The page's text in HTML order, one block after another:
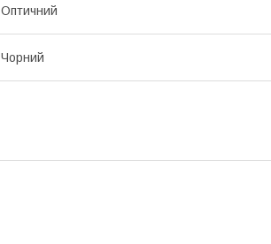
Оптичний
Чорний